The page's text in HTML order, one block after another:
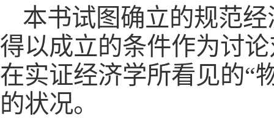
本书试图确立的规范
得以成立的条件作为讨
在实证经济学所看见的“
的状况。